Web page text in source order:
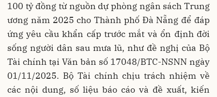
100 tỷ đồng từ nguồn dự phòng ngân sách Trung
ương năm 2025 cho Thành phố Đà Nẵng để đáp
ứng yêu cầu khẩn cấp trước mắt và ổn định đời
sống người dân sau mưa lũ, như đề nghị của Bộ
Tài chính tại Văn bản số 17048/BTC-NSNN ngày
01/11/2025. Bộ Tài chính chịu trách nhiệm về
các nội dung, số liệu báo cáo và đề xuất, kiến